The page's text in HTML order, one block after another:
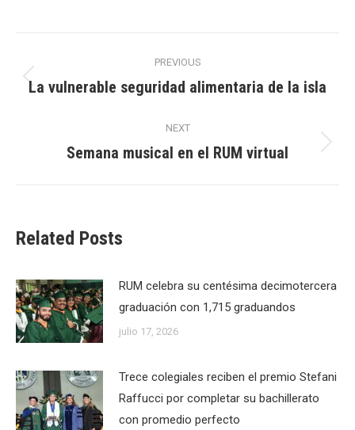
navigation
PREVIOUS
Previous
La vulnerable seguridad alimentaria de la isla
NEXT
Next
Semana musical en el RUM virtual
Related Posts
RUM celebra su centésima decimotercera
graduación con 1,715 graduandos
julio 17, 2026
Trece colegiales reciben el premio Stefani
Raffucci por completar su bachillerato
con promedio perfecto